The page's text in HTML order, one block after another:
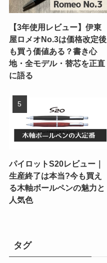
【3年使用レビュー】伊東
屋ロメオNo.3は価格改定後
も買う価値ある？書き心
地・全モデル・替芯を正直
に語る
パイロットS20レビュー｜
生産終了は本当?今も買え
る木軸ボールペンの魅力と
人気色
タグ